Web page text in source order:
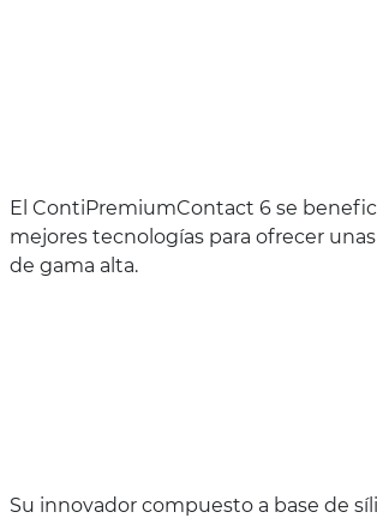
El ContiPremiumContact 6 se
mejores tecnologías para ofrecer
de gama alta.
Su innovador compuesto a base de